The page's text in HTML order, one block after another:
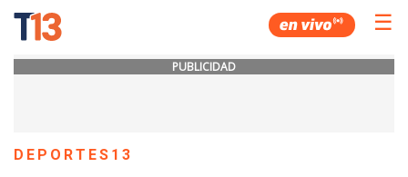
☰
PUBLICIDAD
DEPORTES13